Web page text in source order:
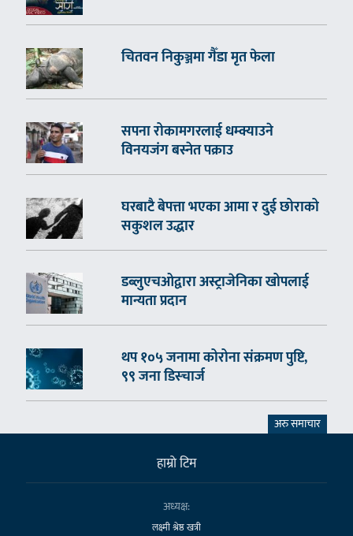
चितवन निकुञ्जमा गैँडा मृत फेला
सपना रोकामगरलाई धम्क्याउने
विनयजंग बस्नेत पक्राउ
घरबाटै बेपत्ता भएका आमा र दुई छोराको
सकुशल उद्धार
डब्लुएचओद्वारा अस्ट्राजेनिका खोपलाई
मान्यता प्रदान
थप १०५ जनामा कोरोना संक्रमण पुष्टि,
९९ जना डिस्चार्ज
अरु समाचार
हाम्राे टिम
अध्यक्ष:
लक्ष्मी श्रेष्ठ खत्री